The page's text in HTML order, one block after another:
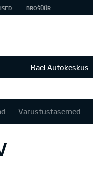
BROŠÜÜR
Rael Autokeskus
Varustustasemed